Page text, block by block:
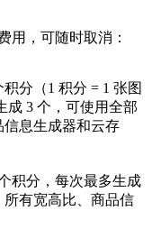
用，可随时取消：
分（1 积分 = 1 张图
成 3 个，可使用全部
息生成器和云存
积分，每次最多生成
所有宽高比、商品信